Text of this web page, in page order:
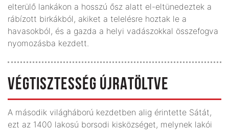
elterülő lankákon a hosszú ősz alatt el-eltünedeztek a
rábízott birkákból, akiket a telelésre hoztak le a
havasokból, és a gazda a helyi vadászokkal összefogva
nyomozásba kezdett.
VÉGTISZTESSÉG ÚJRATÖLTVE
A második világháború kezdetben alig érintette Sátát,
ezt az 1400 lakosú borsodi kisközséget, melynek lakói